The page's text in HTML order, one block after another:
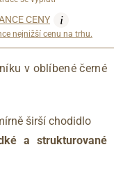
CENY i
nejnižší cenu na trhu.
v oblíbené černé
širší chodidlo
a strukturované